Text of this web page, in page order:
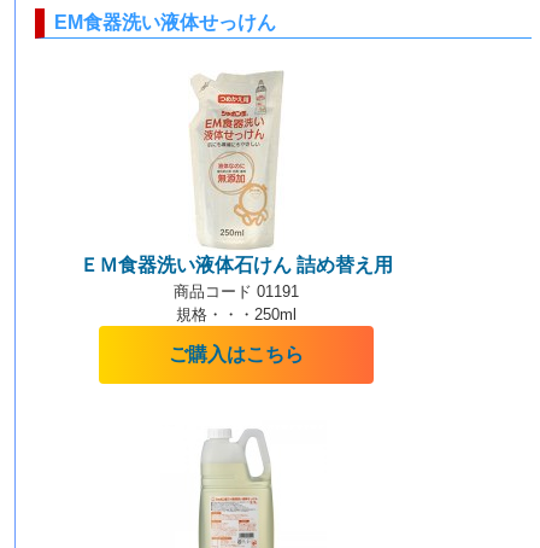
EM食器洗い液体せっけん
ＥＭ食器洗い液体石けん 詰め替え用
商品コード 01191
規格・・・250ml
ご購入はこちら